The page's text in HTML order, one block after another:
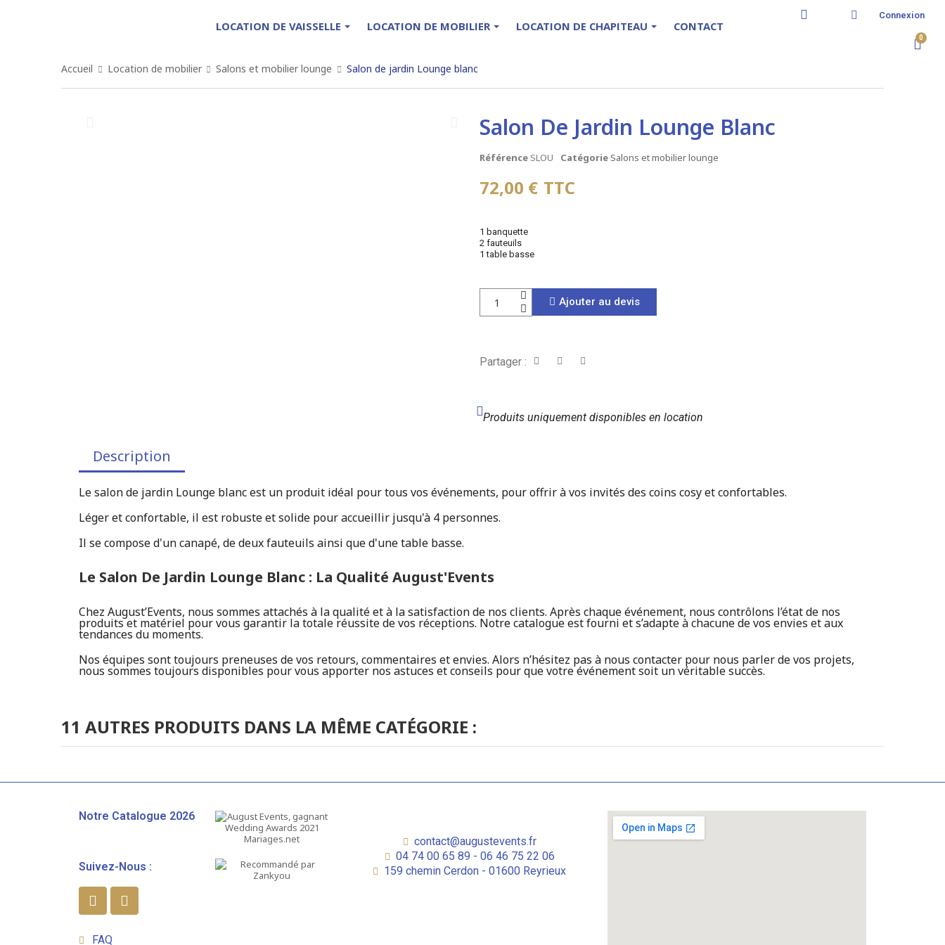
LOCATION DE VAISSELLE LOCATION DE MOBILIER LOCATION DE CHAPITEAU CONTACT
Connexion
Accueil Location de mobilier Salons et mobilier lounge Salon de jardin Lounge blanc
Salon De Jardin Lounge Blanc
Référence SLOU Catégorie Salons et mobilier lounge
72,00 € TTC
1 banquette
2 fauteuils
1 table basse
Ajouter au devis
Partager :
Produits uniquement disponibles en location
Description
Le salon de jardin Lounge blanc est un produit idéal pour tous vos événements, pour offrir à vos invités des coins cosy et confortables.
Léger et confortable, il est robuste et solide pour accueillir jusqu'à 4 personnes.
Il se compose d'un canapé, de deux fauteuils ainsi que d'une table basse.
Le Salon De Jardin Lounge Blanc : La Qualité August'Events
Chez August’Events, nous sommes attachés à la qualité et à la satisfaction de nos clients. Après chaque événement, nous contrôlons l’état de nos
produits et matériel pour vous garantir la totale réussite de vos réceptions. Notre catalogue est fourni et s’adapte à chacune de vos envies et aux
tendances du moments.
Nos équipes sont toujours preneuses de vos retours, commentaires et envies. Alors n’hésitez pas à nous contacter pour nous parler de vos projets,
nous sommes toujours disponibles pour vous apporter nos astuces et conseils pour que votre événement soit un véritable succès.
11 AUTRES PRODUITS DANS LA MÊME CATÉGORIE :
Notre Catalogue 2026
Suivez-Nous :
FAQ
contact@augustevents.fr
04 74 00 65 89 - 06 46 75 22 06
159 chemin Cerdon - 01600 Reyrieux